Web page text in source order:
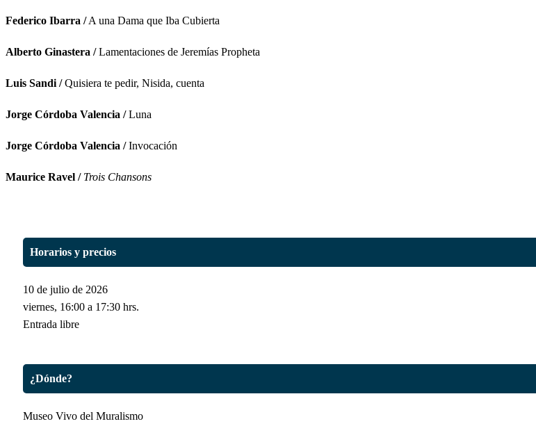
Federico Ibarra /A una Dama que Iba Cubierta
Alberto Ginastera /Lamentaciones de Jeremías Propheta
Luis Sandi /Quisiera te pedir, Nisida, cuenta
Jorge Córdoba Valencia /Luna
Jorge Córdoba Valencia /Invocación
Maurice Ravel /Trois Chansons
Horarios y precios
10 de julio de 2026
viernes, 16:00 a 17:30 hrs.
Entrada libre
¿Dónde?
Museo Vivo del Muralismo